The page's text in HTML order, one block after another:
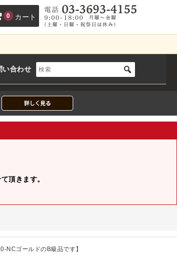
0 カート
ございません。
い合わせ
頂きます。
NCゴールドのB級品です】